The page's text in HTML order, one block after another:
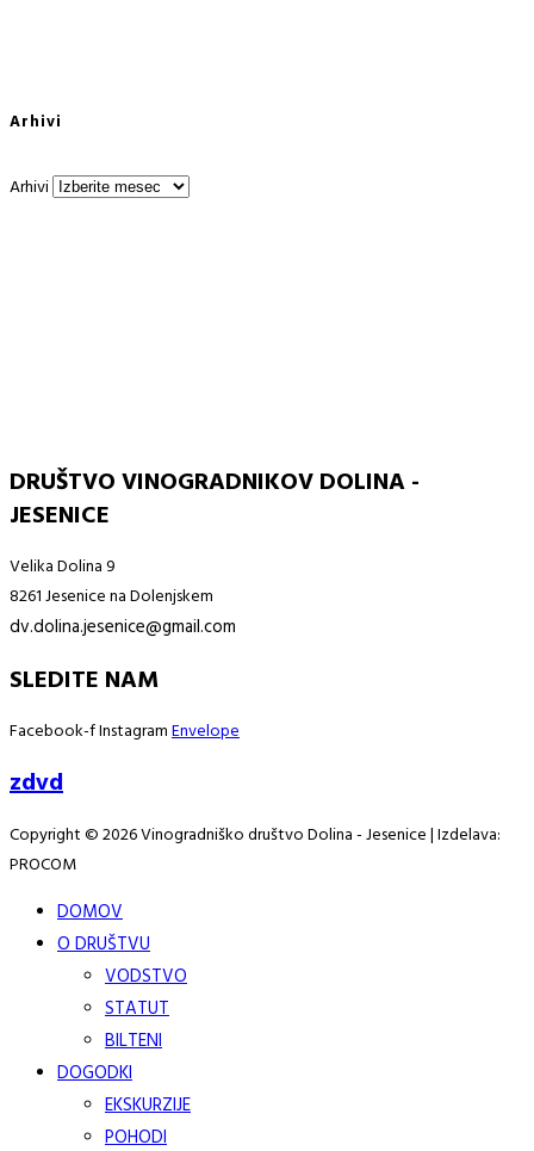
Arhivi
Arhivi
DRUŠTVO VINOGRADNIKOV DOLINA -
JESENICE
Velika Dolina 9
8261 Jesenice na Dolenjskem
dv.dolina.jesenice@gmail.com
SLEDITE NAM
Facebook-fInstagramEnvelope
zdvd
Copyright © 2026 Vinogradniško društvo Dolina - Jesenice | Izdelava:
PROCOM
DOMOV
O DRUŠTVU
VODSTVO
STATUT
BILTENI
DOGODKI
EKSKURZIJE
POHODI